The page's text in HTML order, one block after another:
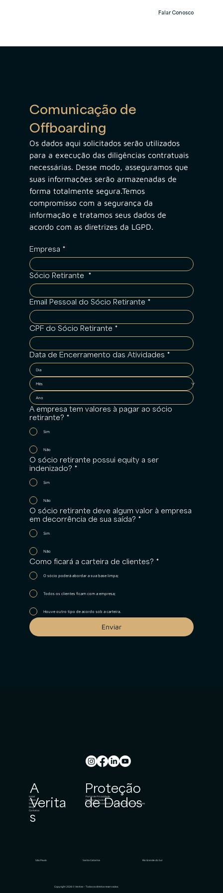
Falar Conosco
Comunicação de
Offboarding
Os dados aqui solicitados serão utilizados
para a execução das diligências contratuais
necessárias. Desse modo, asseguramos que
suas informações serão armazenadas de
forma totalmente segura.Temos
compromisso com a segurança da
informação e tratamos seus dados de
acordo com as diretrizes da LGPD.
Empresa *
Sócio Retirante *
Email Pessoal do Sócio Retirante *
CPF do Sócio Retirante *
Data de Encerramento das Atividades *
A empresa tem valores à pagar ao sócio
retirante? *
Sim
Não
O sócio retirante possui equity a ser
indenizado? *
Sim
Não
O sócio retirante deve algum valor à empresa
em decorrência de sua saída? *
Sim
Não
Como ficará a carteira de clientes? *
O sócio poderá abordar a sua base limpa;
Todos os clientes ficam com a empresa;
Houve outro tipo de acordo sob a carteira.
Enviar
A
Verita
s
Inicial
Sobre
Soluções
Blog
Contatos
Proteção
de Dados
Portal de Privacidade
Política de Cookies
Política de Privacidade e Proteção de Dados Pessoais
São Paulo Santa Catarina Rio Grande do Sul
Copyright 2026 © Veritas – Todos os direitos reservados.